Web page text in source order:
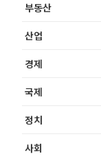
부동산
산업
경제
국제
정치
사회